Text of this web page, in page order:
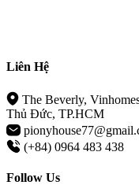
Liên Hệ
The Beverly,
Thủ Đức, TP.HCM
(+84) 0964 483 438
Follow Us